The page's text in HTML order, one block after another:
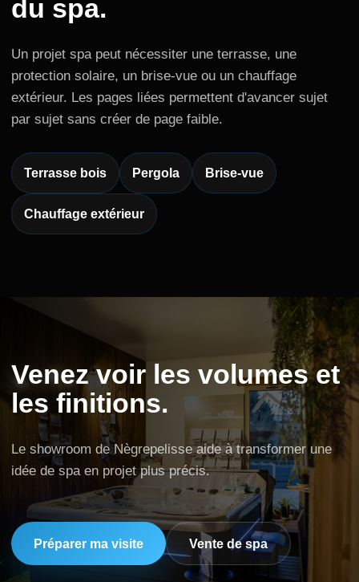
du spa.
Un projet spa peut nécessiter une terrasse, une
protection solaire, un brise-vue ou un chauffage
extérieur. Les pages liées permettent d'avancer sujet
par sujet sans créer de page faible.
Terrasse bois Pergola Brise-vue
Chauffage extérieur
Venez voir les volumes et
les finitions.
Le showroom de Nègrepelisse aide à transformer une
idée de spa en projet plus précis.
Préparer ma visite Vente de spa